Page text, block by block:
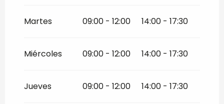
Martes 09:00 - 12:00 14:00 - 17:30
Miércoles 09:00 - 12:00 14:00 - 17:30
Jueves 09:00 - 12:00 14:00 - 17:30